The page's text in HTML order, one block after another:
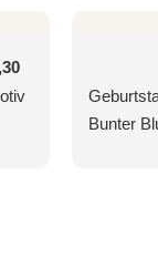
Bunter